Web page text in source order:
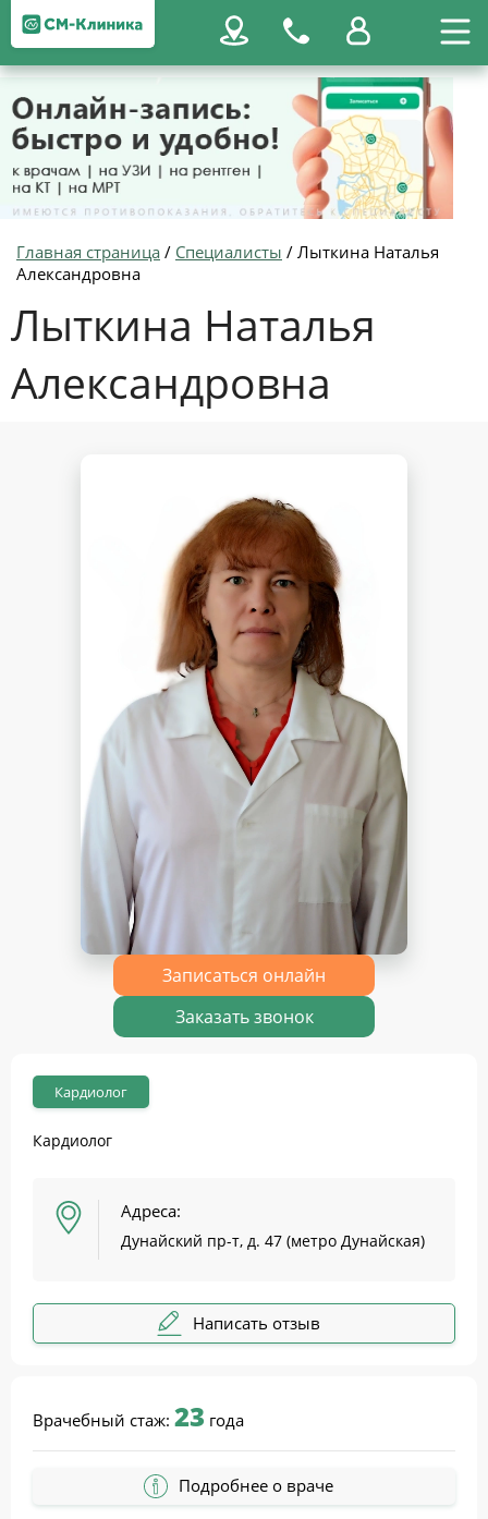
Главная страница / Специалисты / Лыткина Наталья
Александровна
Лыткина Наталья
Александровна
Записаться онлайн
Заказать звонок
Кардиолог
Кардиолог
Адреса:
Дунайский пр-т, д. 47 (метро Дунайская)
Написать отзыв
Врачебный стаж:23 года
Подробнее о враче